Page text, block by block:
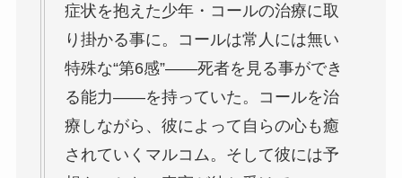
症状を抱えた少年・コールの治療に取
り掛かる事に。コールは常人には無い
特殊な“第6感”――死者を見る事ができ
る能力――を持っていた。コールを治
療しながら、彼によって自らの心も癒
されていくマルコム。そして彼には予